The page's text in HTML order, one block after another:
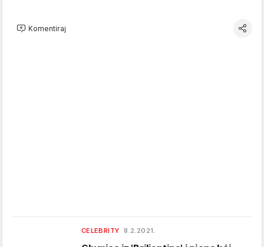
Komentiraj
CELEBRITY 8.2.2021.